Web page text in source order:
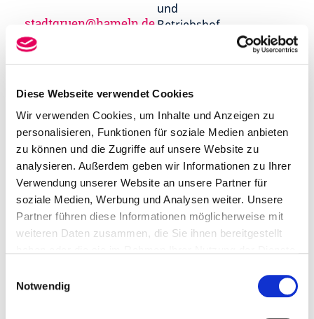
Diese Webseite verwendet Cookies
Wir verwenden Cookies, um Inhalte und Anzeigen zu
personalisieren, Funktionen für soziale Medien anbieten
zu können und die Zugriffe auf unsere Website zu
analysieren. Außerdem geben wir Informationen zu Ihrer
Verwendung unserer Website an unsere Partner für
soziale Medien, Werbung und Analysen weiter. Unsere
Partner führen diese Informationen möglicherweise mit
weiteren Daten zusammen, die Sie ihnen bereitgestellt
Notwendig
und
Betriebshof
stadtgruen@hameln.de
Kontakt zur Abteilung
Abteilungsleitung:
05151/202-1418
Kontakt zur Abteilung
Verwaltungsservice und
Beschwerdemanagement
bzgl. Grünflächen
allgemein, Sportplätzen,
Neubauplanungen und